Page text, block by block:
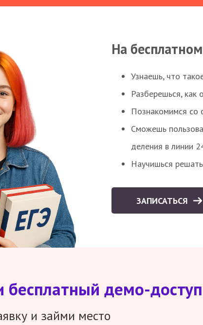
На
Узнаешь, что
Разберешься,
Познакомимся со
Сможешь
деления в линии
Научишься
ЗАПИСАТЬСЯ
бесплатный демо-доступ
и займи место